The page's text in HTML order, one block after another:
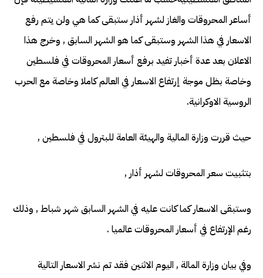
أساعر المحروقات والغاز لشهر أذار ستبقى كما هي ولن يتم رفع
الاسعار في هذا الشهر وستبقى كما هو الشهر السابق , وخرج هذا
الاعلان بعد عدة أخبار تفيد برفع أسعار المحروقات في فلسطين
وخاصة بظل موجة إرتفاع الاسعار في العالم كاملا وخاصة مع الحرب
الروسية الاوكرانية.
حيث قررت وزارة المالية والهيئة العامة للبترول في فلسطين ,
بتثبيت سعر المحروقات لشهر أذار ,
وستبقى الاسعار كما كانت عليه في الشهر السابق شهر شباط , وذلك
رغم الإرتفاع في أسعار المحروقات عالميا .
وفي بيان وزارة المالة , اليوم الاثنين فقد تم نشر الاسعار التالية